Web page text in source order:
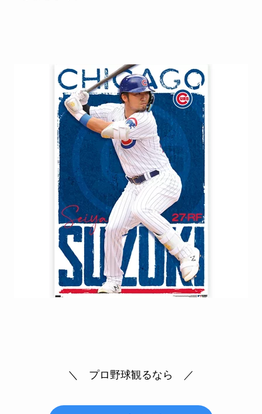
＼ プロ野球観るなら ／